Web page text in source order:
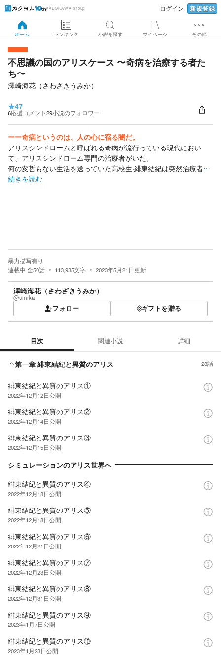
KADOKAWA Group ログイン 新規登録
ホーム ランキング 小説を探す マイページ その他
不思議の国のアリスケース 〜奇病を治療する者た
ち〜
澤崎海花（さわざきうみか）
★47
6応援コメント29小説のフォロワー
ーー奇病というのは、人の心に宿る闇だ。
アリスシンドロームと呼ばれる奇病が流行っている現代におい
て、アリスシンドローム専門の治療者がいた。
何の変哲もない生活を送っていた高校生·緋東結紀は突然治療者…
続きを読む
暴力描写有り
連載中 全50話 113,935文字 2023年5月21日更新
澤崎海花（さわざきうみか）
@umika
フォロー ギフトを贈る
目次 関連小説 詳細
第一章 緋東結紀と異質のアリス 28話
緋東結紀と異質のアリス①
2022年12月12日公開
緋東結紀と異質のアリス②
2022年12月14日公開
緋東結紀と異質のアリス③
2022年12月15日公開
シミュレーションのアリス世界へ
緋東結紀と異質のアリス④
2022年12月18日公開
緋東結紀と異質のアリス⑤
2022年12月18日公開
緋東結紀と異質のアリス⑥
2022年12月21日公開
緋東結紀と異質のアリス⑦
2022年12月23日公開
緋東結紀と異質のアリス⑧
2022年12月31日公開
緋東結紀と異質のアリス⑨
2023年1月7日公開
緋東結紀と異質のアリス⑩
2023年1月23日公開